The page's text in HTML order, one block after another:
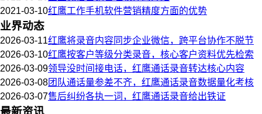
2021-03-10红鹰工作手机软件营销精度方面的优势
业界动态
2026-03-11红鹰将录音内容同步企业微信，跨平台协作不脱节
2026-03-10红鹰按客户等级分类录音，核心客户资料优先检索
2026-03-09领导没时间接电话，红鹰通话录音转达核心内容
2026-03-08团队通话量参差不齐，红鹰通话录音数据量化考核
2026-03-07售后纠纷各执一词，红鹰通话录音给出铁证
最新资讯